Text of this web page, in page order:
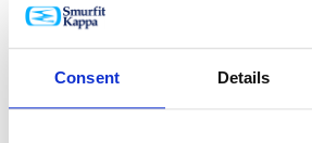
Consent Details
"Estamos confiantes de que esta
contribuirão para o crescimento
nossos clientes nesta região".